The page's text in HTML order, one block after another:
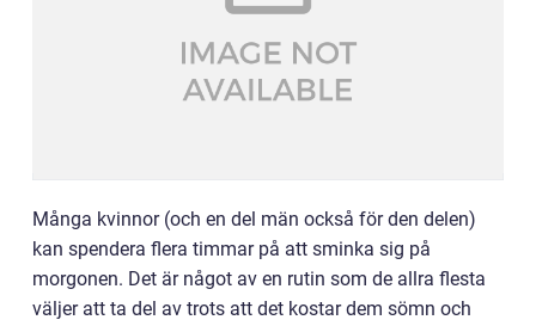
Många kvinnor (och en del män också för den delen)
kan spendera flera timmar på att sminka sig på
morgonen. Det är något av en rutin som de allra flesta
väljer att ta del av trots att det kostar dem sömn och